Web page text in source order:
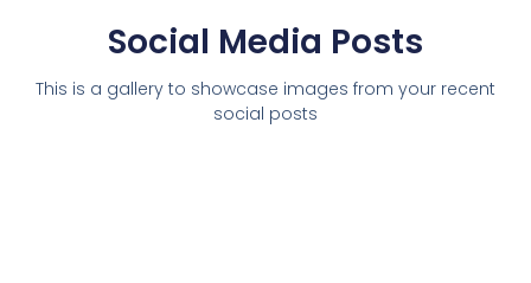
Social Media Posts
This is a gallery to showcase images from your recent
social posts